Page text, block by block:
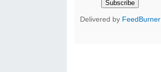
Delivered by FeedBurner